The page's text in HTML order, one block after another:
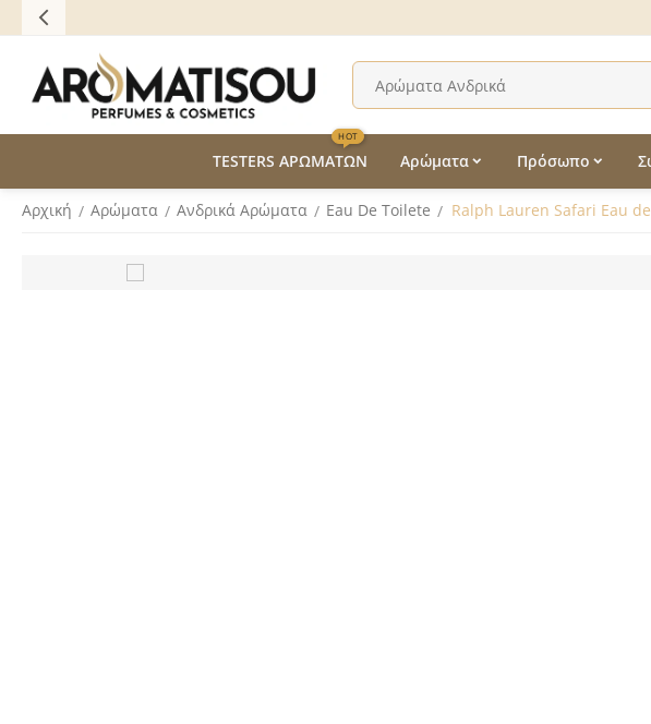
Πολλαπλοί
TESTERS ΑΡΩΜΑΤΩΝ
HOT
Αρώματα Πρόσωπο
Αρχική / Αρώματα / Ανδρικά Aρώματα / Eau De Toilete / Ralph Lauren Safari Eau